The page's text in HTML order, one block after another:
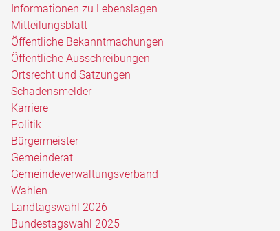
Informationen zu Lebenslagen
Mitteilungsblatt
Öffentliche Bekanntmachungen
Öffentliche Ausschreibungen
Ortsrecht und Satzungen
Schadensmelder
Karriere
Politik
Bürgermeister
Gemeinderat
Gemeindeverwaltungsverband
Wahlen
Landtagswahl 2026
Bundestagswahl 2025